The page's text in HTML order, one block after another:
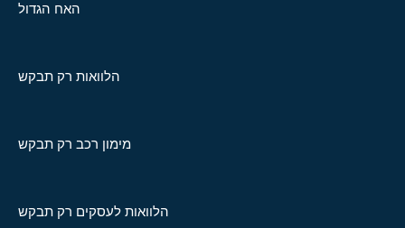
האח הגדול
הלוואות רק תבקש
מימון רכב רק תבקש
הלוואות לעסקים רק תבקש